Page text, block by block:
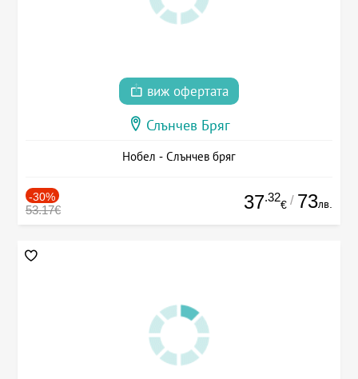
виж офертата
Слънчев Бряг
Нобел - Слънчев бряг
-30%
53.17€ 37.32
€ / 73лв.